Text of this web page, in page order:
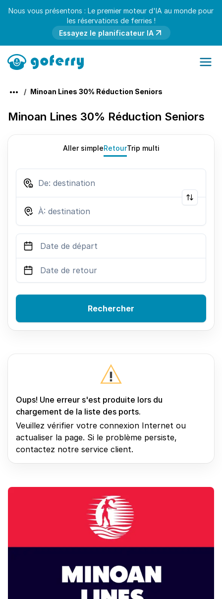
Nous vous présentons : Le premier moteur d'IA au monde pour
les réservations de ferries !
Essayez le planificateur IA
Minoan Lines 30% Réduction Seniors
Minoan Lines 30% Réduction Seniors
Aller simpleRetourTrip multi
Rechercher
Oups! Une erreur s'est produite lors du
chargement de la liste des ports.
Veuillez vérifier votre connexion Internet ou
actualiser la page. Si le problème persiste,
contactez notre service client.